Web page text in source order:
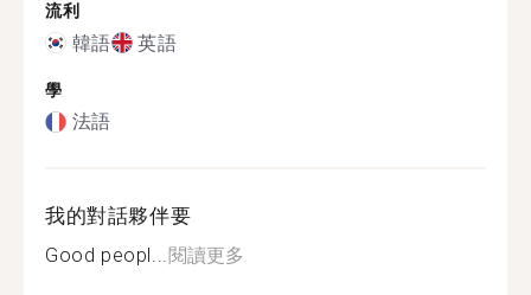
流利
韓語 英語
學
法語
我的對話夥伴要
Good peopl...閱讀更多